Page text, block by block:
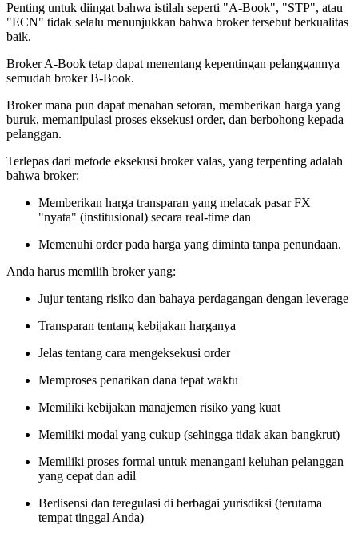
Penting untuk diingat bahwa istilah seperti "A-Book", "STP", atau
"ECN" tidak selalu menunjukkan bahwa broker tersebut berkualitas
baik.
Broker A-Book tetap dapat menentang kepentingan pelanggannya
semudah broker B-Book.
Broker mana pun dapat menahan setoran, memberikan harga yang
buruk, memanipulasi proses eksekusi order, dan berbohong kepada
pelanggan.
Terlepas dari metode eksekusi broker valas, yang terpenting adalah
bahwa broker:
Memberikan harga transparan yang melacak pasar FX
"nyata" (institusional) secara real-time dan
Memenuhi order pada harga yang diminta tanpa penundaan.
Anda harus memilih broker yang:
Jujur tentang risiko dan bahaya perdagangan dengan leverage
Transparan tentang kebijakan harganya
Jelas tentang cara mengeksekusi order
Memproses penarikan dana tepat waktu
Memiliki kebijakan manajemen risiko yang kuat
Memiliki modal yang cukup (sehingga tidak akan bangkrut)
Memiliki proses formal untuk menangani keluhan pelanggan
yang cepat dan adil
Berlisensi dan teregulasi di berbagai yurisdiksi (terutama
tempat tinggal Anda)